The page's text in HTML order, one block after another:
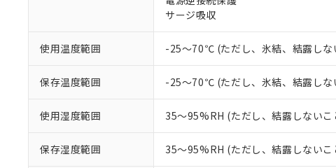
サージ吸収
使用温度範囲 -25～70℃ (ただし、氷結、結露しな
保存温度範囲 -25～70℃ (ただし、氷結、結露しな
使用湿度範囲 35～95%RH (ただし、結露しないこ
保存湿度範囲 35～95%RH (ただし、結露しないこ
正式な納期状況
当社販売員にご相
在庫状況および
す。
マイパーツ機能
ている必要があり
お客様が当ウェ
が、当社の製品
但し、RoHS指令で産業用監
※2 対応予定月
部品在庫の切り替え状
※3 非含有証明書ダ
Pb(鉛) :1000ppm、 Hg(水銀)
DEHP(フタル酸ビス(2-エチ
※2 環境保護使用期
「10」：通常の使用状
味します。
「－」：未確認です。
当社は貴社製品を
置等に一切使用い
当社は、貴社製
たしません。
△ 一定数には満
－
在庫なし(最
白